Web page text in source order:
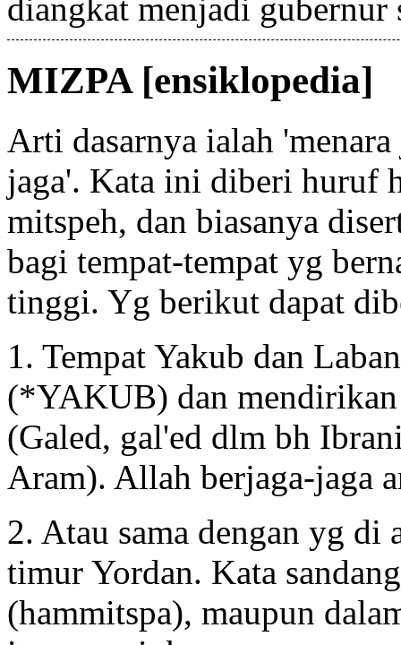
diangkat menjadi
MIZPA [ensiklopedia]
Arti dasarnya ialah
jaga'. Kata ini diberi huruf
mitspeh, dan biasanya
bagi tempat-tempat yg
tinggi. Yg berikut dapat
1. Tempat Yakub dan
(*YAKUB) dan mendirikan
(Galed, gal'ed dlm bh
Aram). Allah berjaga-jaga
2. Atau sama dengan yg di
timur Yordan. Kata
(hammitspa), maupun